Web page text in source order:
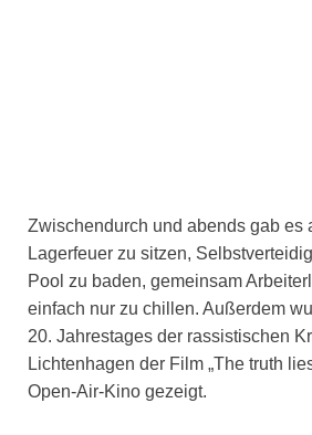
Zwischendurch und abends gab es
Lagerfeuer zu sitzen,
Pool zu baden, gemeinsam
einfach nur zu chillen. Außerdem
20. Jahrestages der rassistischen
Lichtenhagen der Film „The truth
Open-Air-Kino gezeigt.